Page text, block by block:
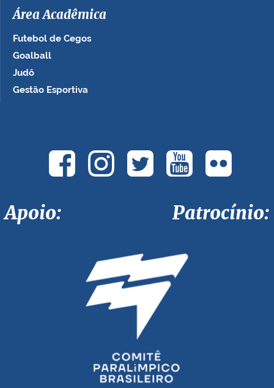
Área Acadêmica
Futebol de Cegos
Goalball
Judô
Gestão Esportiva
Apoio: Patrocínio: